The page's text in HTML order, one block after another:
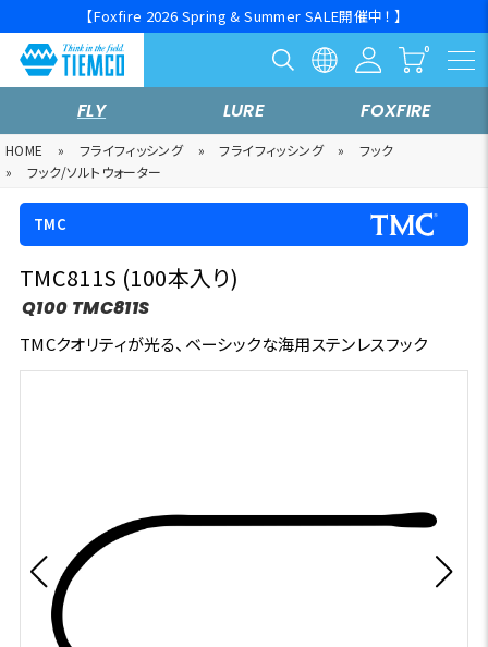
【Foxfire 2026 Spring & Summer SALE開催中！ 】
FLY LURE FOXFIRE
HOME » フライフィッシング » フライフィッシング »
フック
»
フック/ソルトウォーター
TMC
TMC811S (100本入り)
Q100 TMC811S
TMCクオリティが光る、ベーシックな海用ステンレスフック